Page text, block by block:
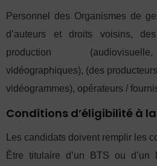
Personnel des Organismes de
d’auteurs et droits voisins,
production
vidéographiques), (des
vidéogrammes), opérateurs /
Conditions d’éligibilité à
Les candidats doivent remplir les
Être titulaire d’un BTS ou